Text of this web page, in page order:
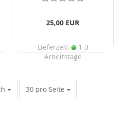
25,00 EUR
Lieferzeit:
1-3
Arbeitstage
30 pro Seite
pro Seite